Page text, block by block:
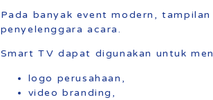
Pada banyak event modern,
penyelenggara acara.
Smart TV dapat digunakan untuk
logo perusahaan,
video branding,